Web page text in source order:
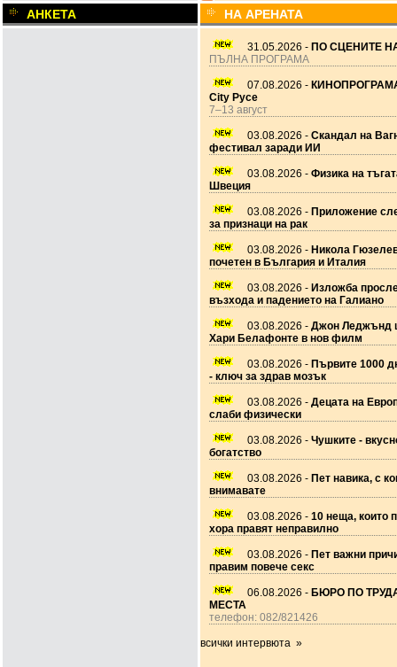
АНКЕТА НА АРЕНАТА
31.05.2026 - ПО СЦЕНИТЕ
ПЪЛНА ПРОГРАМА
07.08.2026 -
City Русе
7–13 август
03.08.2026 - Скандал на
фестивал заради ИИ
03.08.2026 - Физика на
Швеция
03.08.2026 - Приложение
за признаци на рак
03.08.2026 - Никола
почетен в България и Италия
03.08.2026 - Изложба
възхода и падението на Галиано
03.08.2026 - Джон Леджънд
Хари Белафонте в нов филм
03.08.2026 - Първите 1000
- ключ за здрав мозък
03.08.2026 - Децата на
слаби физически
03.08.2026 - Чушките -
богатство
03.08.2026 - Пет навика, с
внимавате
03.08.2026 - 10 неща, които
хора правят неправилно
03.08.2026 - Пет важни
правим повече секс
06.08.2026 - БЮРО ПО
МЕСТА
телефон: 082/821426
всички интервюта »